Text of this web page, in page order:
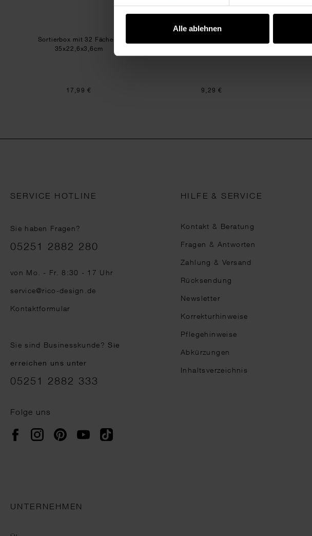
Alle ablehnen
Sortierbox mit 32 Fächern
35x22,6x3,6cm
17,99 € 9,29 €
SERVICE HOTLINE
Sie haben Fragen?
Telefonnummer
05251 2882 280
von Mo. - Fr. 8:30 - 17 Uhr
service@rico-design.de
Kontaktformular
Sie sind Businesskunde?Sie
erreichen uns unter
05251 2882 333
Folge uns
FacebookInstagramPinterestYouTubeTikTok
HILFE & SERVICE
Kontakt & Beratung
Fragen & Antworten
Zahlung & Versand
Rücksendung
Newsletter
Korrekturhinweise
Pflegehinweise
Abkürzungen
Inhaltsverzeichnis
UNTERNEHMEN